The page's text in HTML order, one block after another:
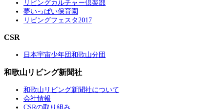
リビングカルチャー倶楽部
夢いっぱい保育園
リビングフェスタ2017
CSR
日本宇宙少年団和歌山分団
和歌山リビング新聞社
和歌山リビング新聞社について
会社情報
CSRの取り組み